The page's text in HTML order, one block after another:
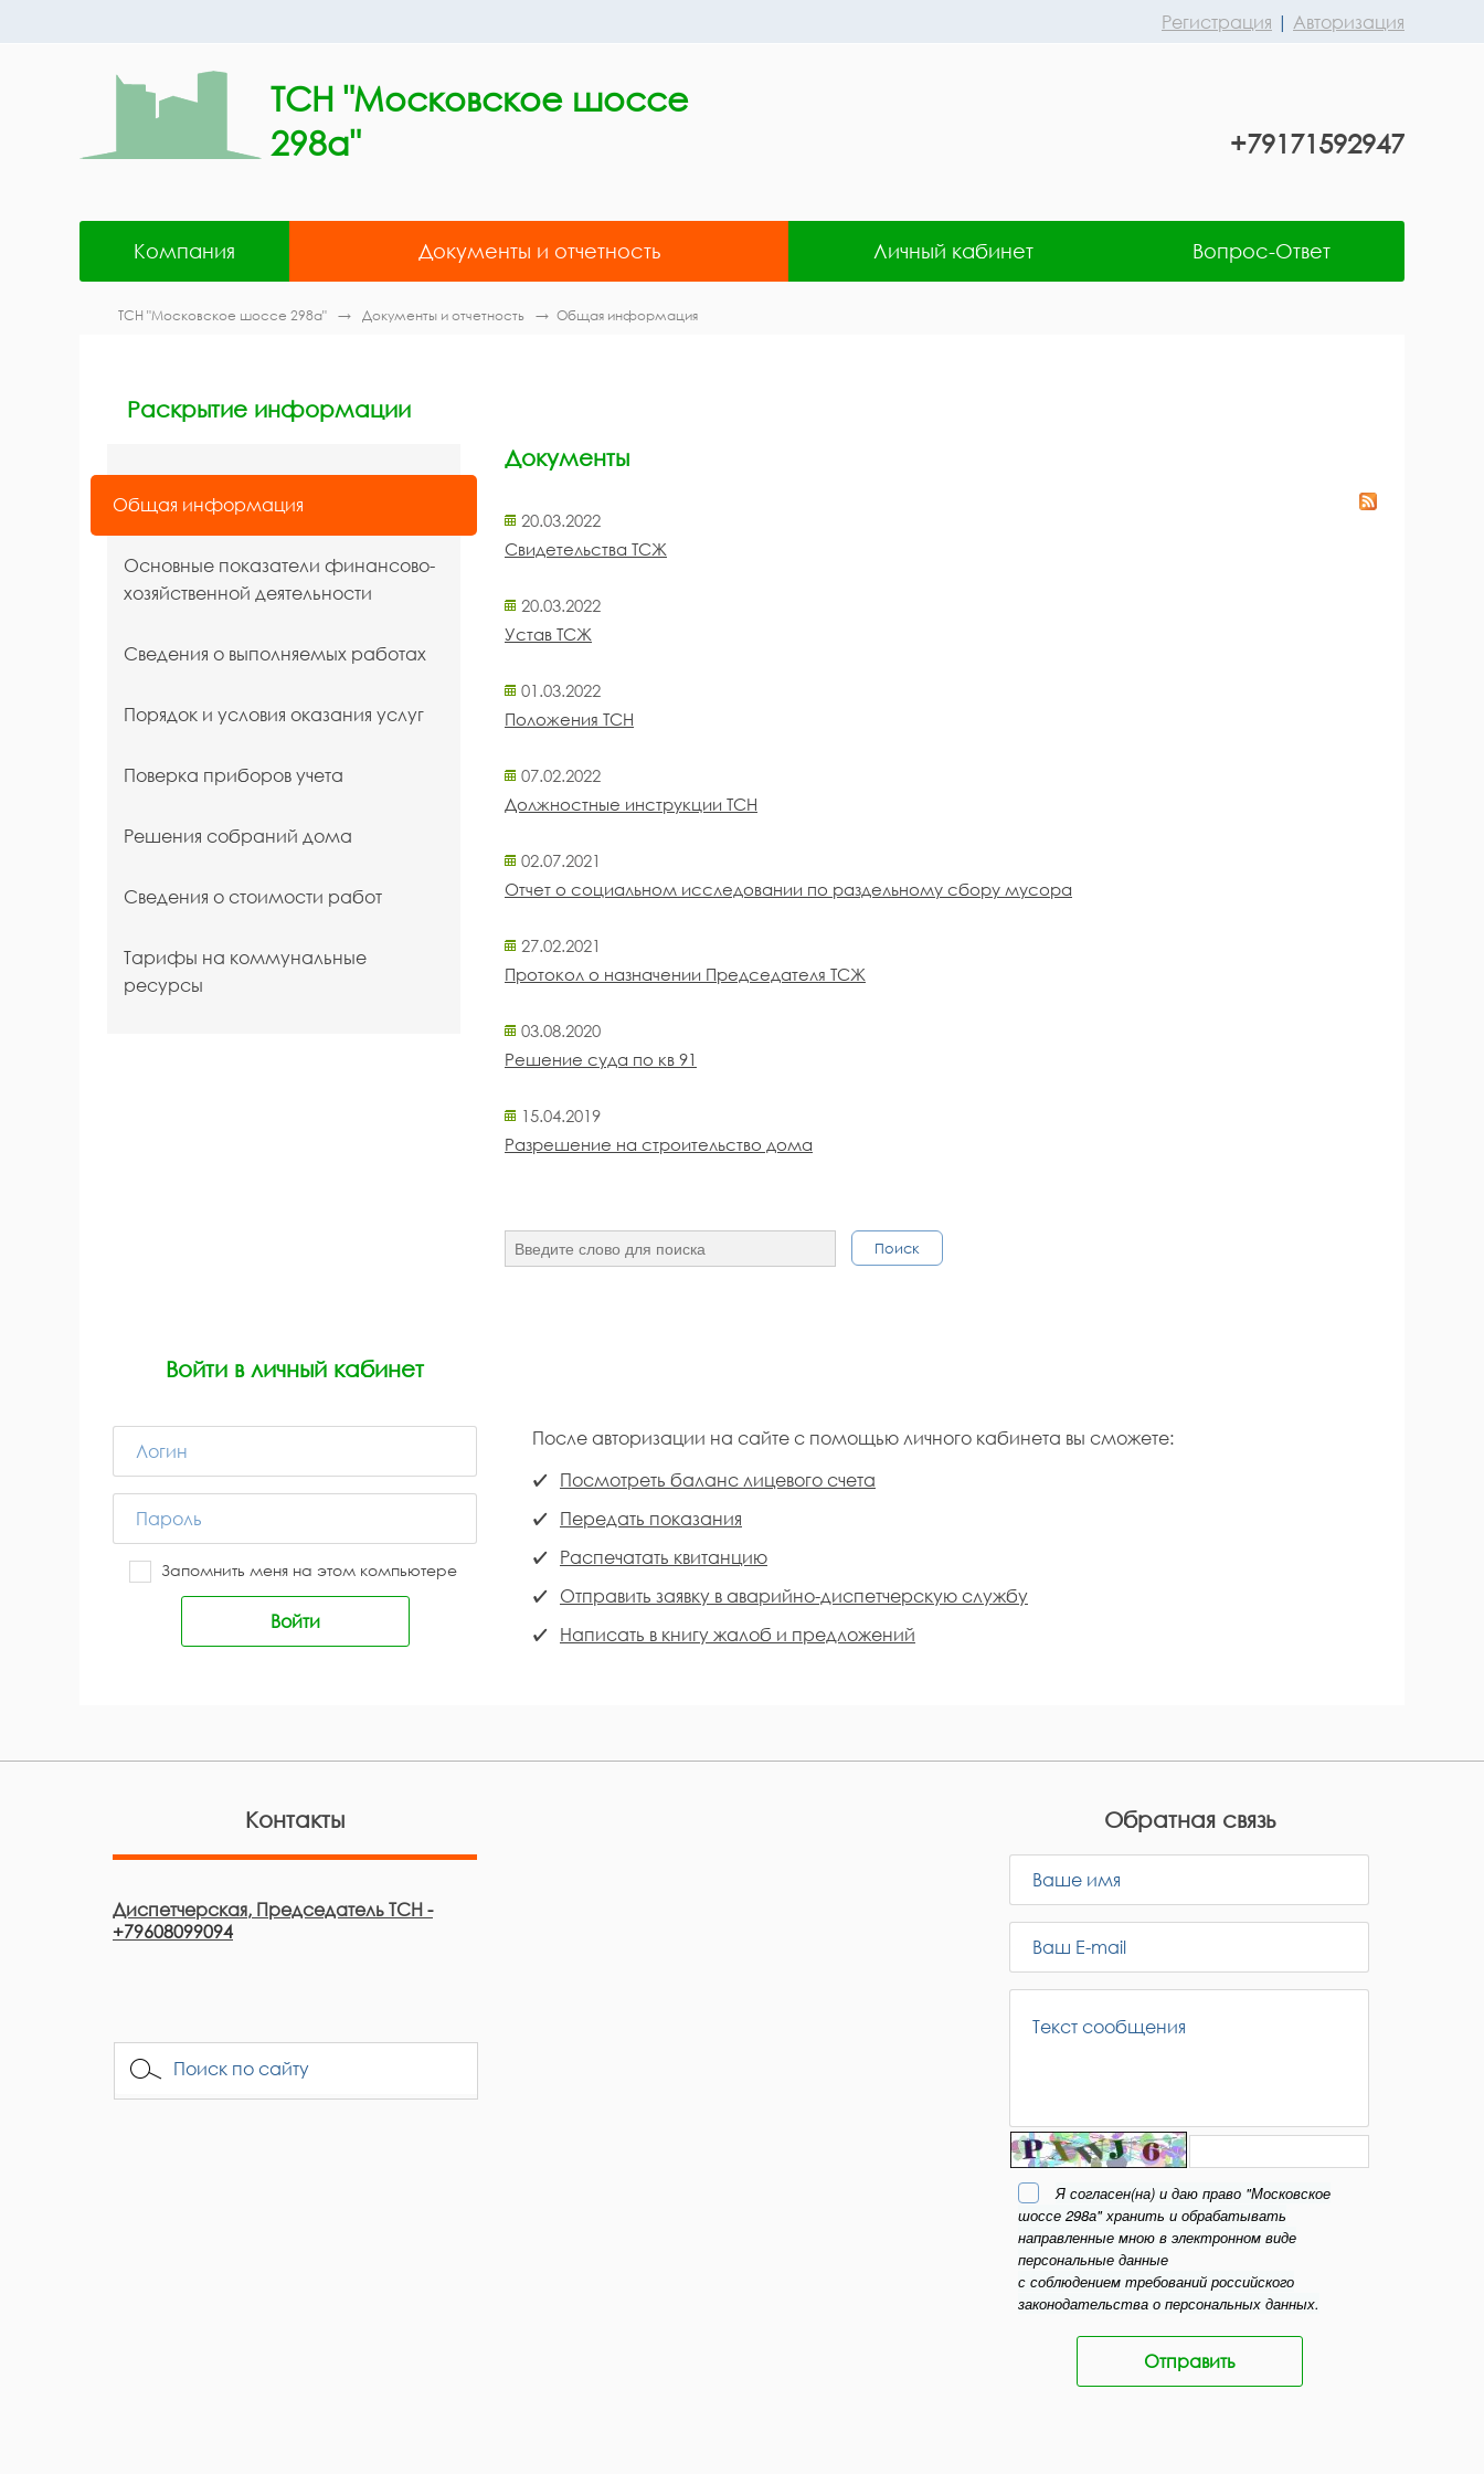
Регистрация | Авторизация
ТСН "Московское шоссе
298а"
+79171592947
Компания Документы и отчетность Личный кабинет Вопрос-Ответ
ТСН "Московское шоссе 298а" Документы и отчетность Общая информация
Раскрытие информации
Общая информация
Основные показатели финансово-
хозяйственной деятельности
Сведения о выполняемых работах
Порядок и условия оказания услуг
Поверка приборов учета
Решения собраний дома
Сведения о стоимости работ
Тарифы на коммунальные
ресурсы
Документы
20.03.2022
Свидетельства ТСЖ
20.03.2022
Устав ТСЖ
01.03.2022
Положения ТСН
07.02.2022
Должностные инструкции ТСН
02.07.2021
Отчет о социальном исследовании по раздельному сбору мусора
27.02.2021
Протокол о назначении Председателя ТСЖ
03.08.2020
Решение суда по кв 91
15.04.2019
Разрешение на строительство дома
Поиск
Войти в личный кабинет
Запомнить меня на этом компьютере
После авторизации на сайте с помощью личного кабинета вы сможете:
Посмотреть баланс лицевого счета
Передать показания
Распечатать квитанцию
Отправить заявку в аварийно-диспетчерскую службу
Написать в книгу жалоб и предложений
Контакты
Диспетчерская, Председатель ТСН -
+79608099094
Обратная связь
Я согласен(на) и даю право "Московское
шоссе 298а" хранить и обрабатывать
направленные мною в электронном виде
персональные данные
с соблюдением требований российского
законодательства о персональных данных.
Отправить